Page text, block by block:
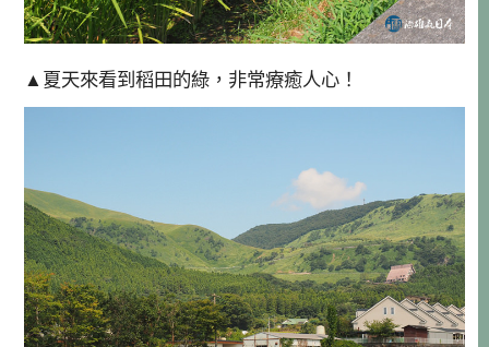
▲夏天來看到稻田的綠，非常療癒人心！